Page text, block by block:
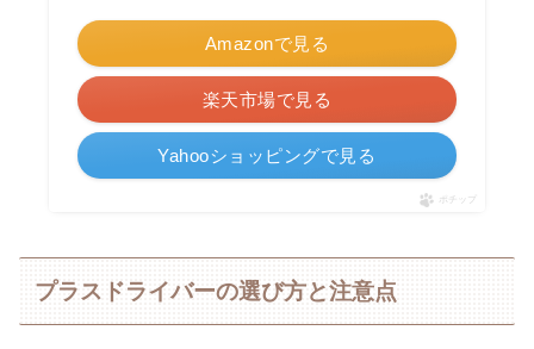
Amazonで見る
楽天市場で見る
Yahooショッピングで見る
ポチップ
プラスドライバーの選び方と注意点